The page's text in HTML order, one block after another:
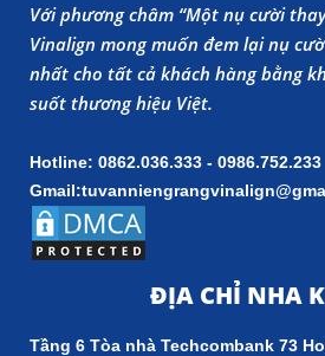
Với phương châm “Một nụ cười
Vinalign mong muốn đem lại nụ
nhất cho tất cả khách hàng bằng
suốt thương hiệu Việt.
Hotline: 0862.036.333 - 0986.752.233
ĐỊA CHỈ NHA
Tầng 6 Tòa nhà Techcombank 73